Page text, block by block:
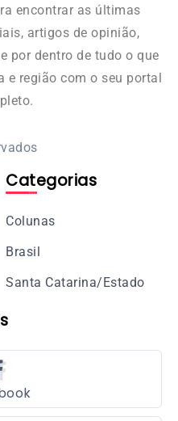
encontrar as últimas
artigos de opinião,
por dentro de tudo o que
e região com o seu portal
Categorias
Colunas
Brasil
Santa Catarina/Estado